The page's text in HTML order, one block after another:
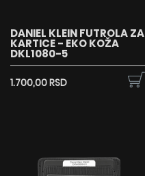
DANIEL KLEIN FUTROLA ZA
KARTICE - EKO KOŽA
DKL1080-5
1.700,00 RSD